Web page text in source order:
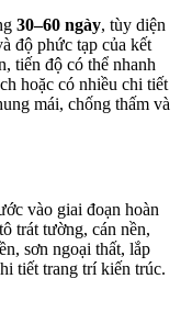
30–60 ngày, tùy diện
độ phức tạp của kết
tiến độ có thể nhanh
hoặc có nhiều chi tiết
mái, chống thấm và
vào giai đoạn hoàn
trát tường, cán nền,
sơn ngoại thất, lắp
tiết trang trí kiến trúc.